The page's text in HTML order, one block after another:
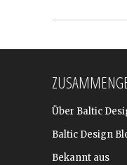
Über Baltic
Baltic Design
Bekannt aus